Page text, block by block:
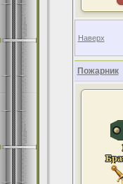
Наверх
Пожарник